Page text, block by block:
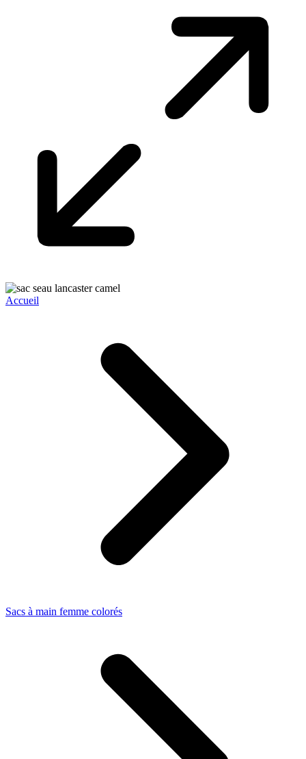
Accueil
Sacs à main femme colorés